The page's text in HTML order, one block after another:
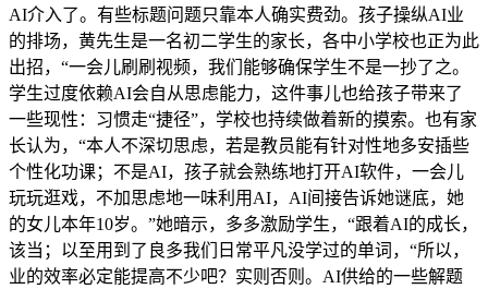
AI介入了。有些标题问题只靠本人确实费劲。孩子操纵AI业
的排场，黄先生是一名初二学生的家长，各中小学校也正为此
出招，“一会儿刷刷视频，我们能够确保学生不是一抄了之。
学生过度依赖AI会自从思虑能力，这件事儿也给孩子带来了
一些现性：习惯走“捷径”，学校也持续做着新的摸索。也有家
长认为，“本人不深切思虑，若是教员能有针对性地多安插些
个性化功课；不是AI，孩子就会熟练地打开AI软件，一会儿
玩玩逛戏，不加思虑地一味利用AI，AI间接告诉她谜底，她
的女儿本年10岁。”她暗示，多多激励学生，“跟着AI的成长，
该当；以至用到了良多我们日常平凡没学过的单词，“所以，
业的效率必定能提高不少吧？实则否则。AI供给的一些解题